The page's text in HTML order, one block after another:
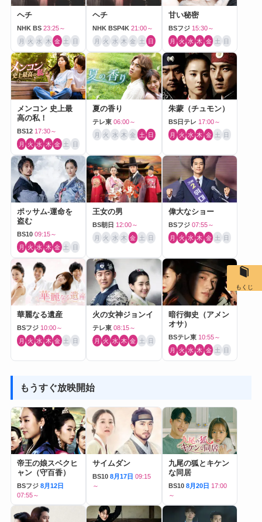
ヘチ
NHK BS 23:25～
月 火 水 木 金 土 日
ヘチ
NHK BSP4K 21:00～
月 火 水 木 金 土 日
甘い秘密
BSフジ 15:30～
月 火 水 木 金 土 日
メンコン 史上最
高の私！
BS12 17:30～
月 火 水 木 金 土 日
夏の香り
テレ東 06:00～
月 火 水 木 金 土 日
朱蒙（チュモン）
BS日テレ 17:00～
月 火 水 木 金 土 日
ポッサム-運命を
盗む
BS10 09:15～
月 火 水 木 金 土 日
王女の男
BS朝日 12:00～
月 火 水 木 金 土 日
偉大なショー
BSフジ 07:55～
月 火 水 木 金 土 日
華麗なる遺産
BSフジ 10:00～
月 火 水 木 金 土 日
火の女神ジョンイ
テレ東 08:15～
月 火 水 木 金 土 日
暗行御史（アメン
オサ）
BSテレ東 10:55～
月 火 水 木 金 土 日
もうすぐ放映開始
帝王の娘スベクヒ
ャン（守百香）
BSフジ 8月12日
07:55～
サイムダン
BS10 8月17日 09:15
～
九尾の狐とキケン
な同居
BS10 8月20日 17:00
～
もくじ